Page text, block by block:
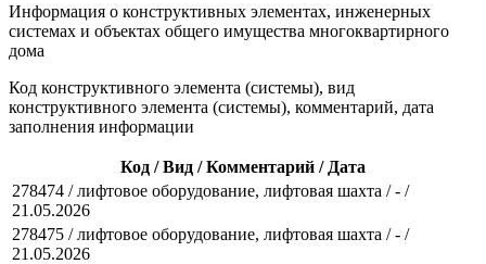
Информация о конструктивных элементах, инженерных
системах и объектах общего имущества многоквартирного
дома
Код конструктивного элемента (системы), вид
конструктивного элемента (системы), комментарий, дата
заполнения информации
Код / Вид / Комментарий / Дата
278474 / лифтовое оборудование, лифтовая шахта / - /
21.05.2026
278475 / лифтовое оборудование, лифтовая шахта / - /
21.05.2026